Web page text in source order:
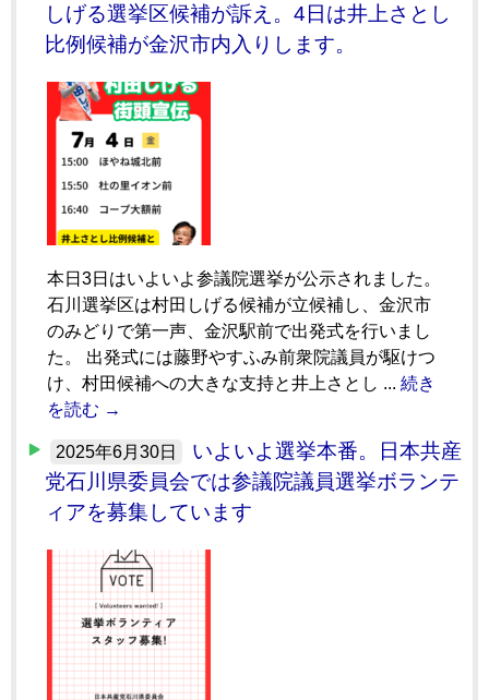
しげる選挙区候補が訴え。4日は井上さとし
比例候補が金沢市内入りします。
本日3日はいよいよ参議院選挙が公示されました。
石川選挙区は村田しげる候補が立候補し、金沢市
のみどりで第一声、金沢駅前で出発式を行いまし
た。 出発式には藤野やすふみ前衆院議員が駆けつ
け、村田候補への大きな支持と井上さとし ... 続き
を読む →
2025年6月30日
いよいよ選挙本番。日本共産
党石川県委員会では参議院議員選挙ボランテ
ィアを募集しています